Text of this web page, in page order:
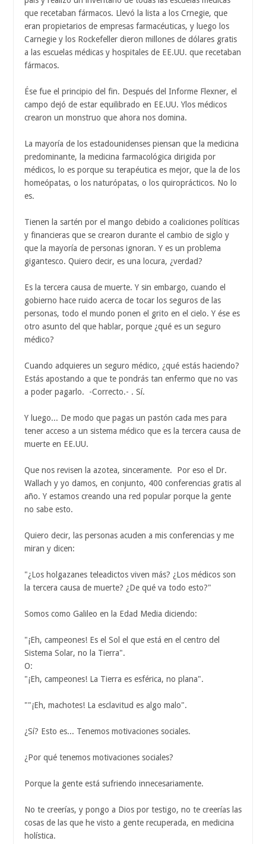
que recetaban fármacos. Llevó la lista a los Crnegie, que
eran propietarios de empresas farmacéuticas, y luego los
Carnegie y los Rockefeller dieron millones de dólares gratis
a las escuelas médicas y hospitales de EE.UU. que recetaban
fármacos.
Ése fue el principio del fin. Después del Informe Flexner, el
campo dejó de estar equilibrado en EE.UU. Ylos médicos
crearon un monstruo que ahora nos domina.
La mayoría de los estadounidenses piensan que la medicina
predominante, la medicina farmacológica dirigida por
médicos, lo es porque su terapéutica es mejor, que la de los
homeópatas, o los naturópatas, o los quiroprácticos. No lo
es.
Tienen la sartén por el mango debido a coaliciones políticas
y financieras que se crearon durante el cambio de siglo y
que la mayoría de personas ignoran. Y es un problema
gigantesco. Quiero decir, es una locura, ¿verdad?
Es la tercera causa de muerte. Y sin embargo, cuando el
gobierno hace ruido acerca de tocar los seguros de las
personas, todo el mundo ponen el grito en el cielo. Y ése es
otro asunto del que hablar, porque ¿qué es un seguro
médico?
Cuando adquieres un seguro médico, ¿qué estás haciendo?
Estás apostando a que te pondrás tan enfermo que no vas
a poder pagarlo. -Correcto.- . Sí.
Y luego... De modo que pagas un pastón cada mes para
tener acceso a un sistema médico que es la tercera causa de
muerte en EE.UU.
Que nos revisen la azotea, sinceramente. Por eso el Dr.
Wallach y yo damos, en conjunto, 400 conferencias gratis al
año. Y estamos creando una red popular porque la gente
no sabe esto.
Quiero decir, las personas acuden a mis conferencias y me
miran y dicen:
"¿Los holgazanes teleadictos viven más? ¿Los médicos son
la tercera causa de muerte? ¿De qué va todo esto?"
Somos como Galileo en la Edad Media diciendo:
"¡Eh, campeones! Es el Sol el que está en el centro del
Sistema Solar, no la Tierra".
O:
"¡Eh, campeones! La Tierra es esférica, no plana".
""¡Eh, machotes! La esclavitud es algo malo".
¿Sí? Esto es... Tenemos motivaciones sociales.
¿Por qué tenemos motivaciones sociales?
Porque la gente está sufriendo innecesariamente.
No te creerías, y pongo a Dios por testigo, no te creerías las
cosas de las que he visto a gente recuperada, en medicina
holística.